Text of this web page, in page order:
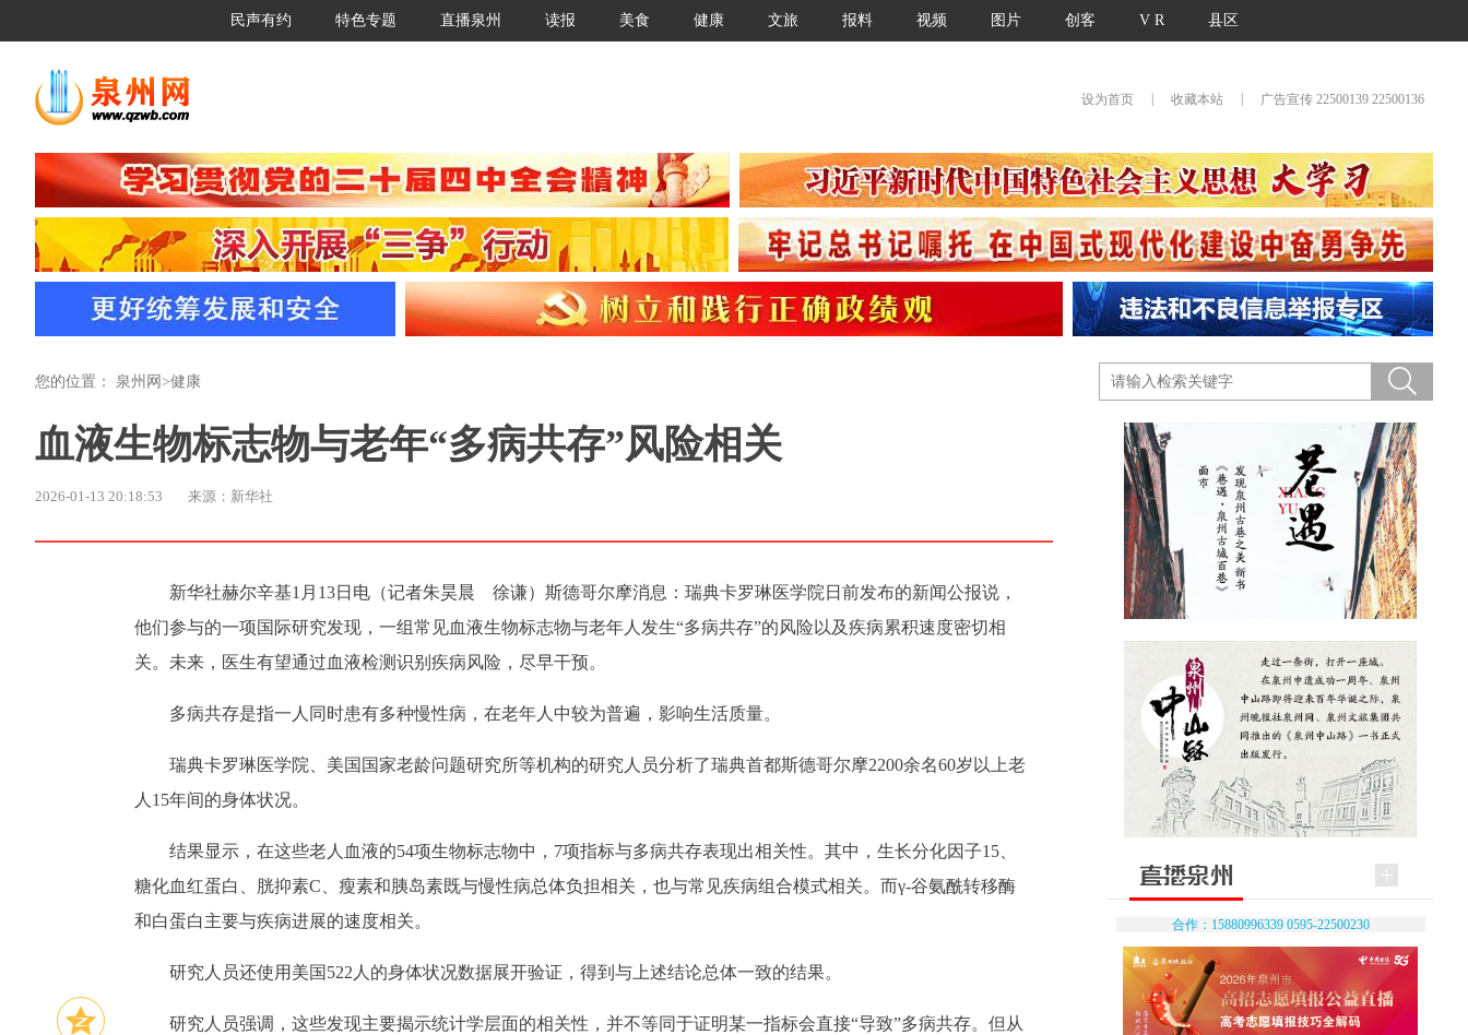
民声有约 特色专题 直播泉州 读报 美食 健康 文旅 报料 视频 图片 创客 V R 县区
设为首页 收藏本站 广告宣传 22500139 22500136
您的位置： 泉州网 >健康
血液生物标志物与老年“多病共存”风险相关
2026-01-13 20:18:53 来源：新华社
新华社赫尔辛基1月13日电（记者朱昊晨 徐谦）斯德哥尔摩消息：瑞典卡罗琳医学院日前发布的新闻公报说，
他们参与的一项国际研究发现，一组常见血液生物标志物与老年人发生“多病共存”的风险以及疾病累积速度密切相
关。未来，医生有望通过血液检测识别疾病风险，尽早干预。
多病共存是指一人同时患有多种慢性病，在老年人中较为普遍，影响生活质量。
瑞典卡罗琳医学院、美国国家老龄问题研究所等机构的研究人员分析了瑞典首都斯德哥尔摩2200余名60岁以上老
人15年间的身体状况。
结果显示，在这些老人血液的54项生物标志物中，7项指标与多病共存表现出相关性。其中，生长分化因子15、
糖化血红蛋白、胱抑素C、瘦素和胰岛素既与慢性病总体负担相关，也与常见疾病组合模式相关。而γ-谷氨酰转移酶
和白蛋白主要与疾病进展的速度相关。
研究人员还使用美国522人的身体状况数据展开验证，得到与上述结论总体一致的结果。
研究人员强调，这些发现主要揭示统计学层面的相关性，并不等同于证明某一指标会直接“导致”多病共存。但从
合作：15880996339 0595-22500230